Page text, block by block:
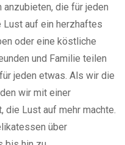
die für jeden
Lust auf ein herzhaftes
oder eine köstliche
und Familie teilen
jeden etwas. Als wir die
wir mit einer
die Lust auf mehr machte.
über